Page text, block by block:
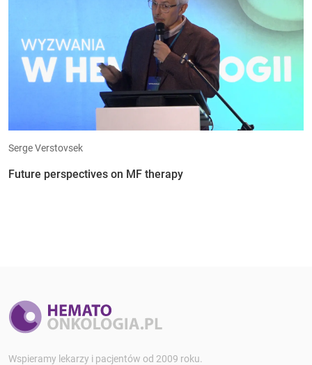
Serge Verstovsek
Future perspectives on MF therapy
Wspieramy lekarzy i pacjentów od 2009 roku.